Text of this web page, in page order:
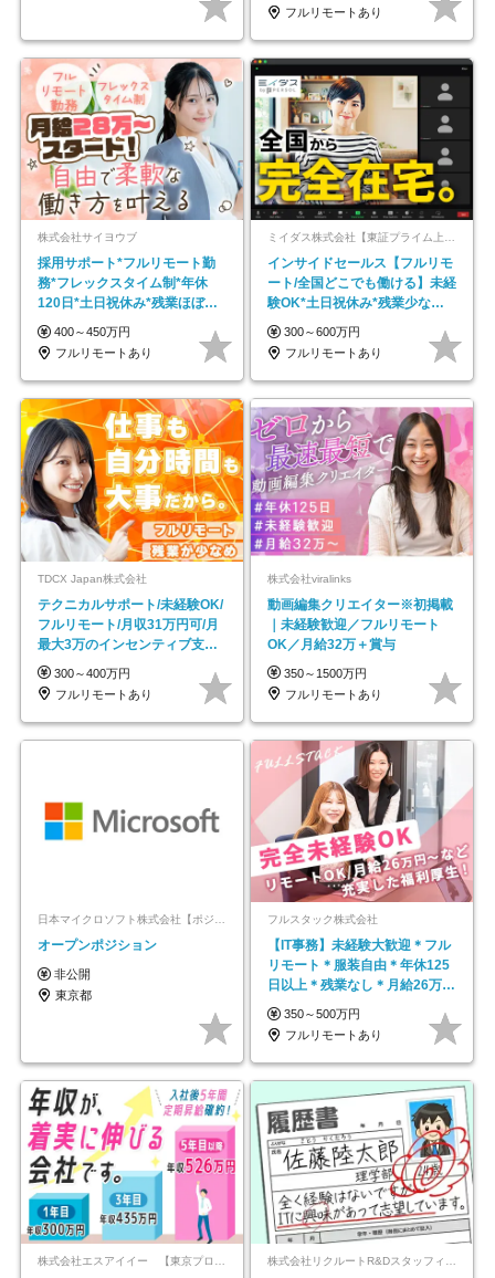
フルリモートあり
株式会社サイヨウブ
採用サポート*フルリモート勤
務*フレックスタイム制*年休
120日*土日祝休み*残業ほぼな
し*育児中社員8割以上
400～450万円
フルリモートあり
ミイダス株式会社【東証プライム上場パーソルグループ】
インサイドセールス【フルリモ
ート/全国どこでも働ける】未経
験OK*土日祝休み*残業少なめ*
在宅勤務手当あり
300～600万円
フルリモートあり
TDCX Japan株式会社
テクニカルサポート/未経験OK/
フルリモート/月収31万円可/月
最大3万のインセンティブ支給/
平均年齢33歳
300～400万円
フルリモートあり
株式会社viralinks
動画編集クリエイター※初掲載
｜未経験歓迎／フルリモート
OK／月給32万＋賞与
350～1500万円
フルリモートあり
日本マイクロソフト株式会社【ポジションマッチ登録】
オープンポジション
非公開
東京都
フルスタック株式会社
【IT事務】未経験大歓迎＊フル
リモート＊服装自由＊年休125
日以上＊残業なし＊月給26万円
以上
350～500万円
フルリモートあり